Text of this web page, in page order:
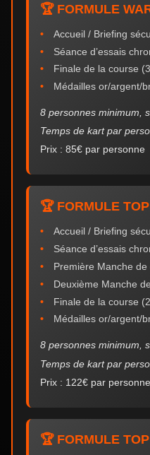
🏆 FORMULE
Accueil / Briefing
Séance d’essais
Finale de la course
Médailles or/argent/
8 personnes minimum,
Temps de kart par
Prix : 85€ par personne
🏆 FORMULE
Accueil / Briefing
Séance d’essais
Première Manche
Deuxième Manche
Finale de la course
Médailles or/argent/
8 personnes minimum,
Temps de kart par
Prix : 122€ par personne
🏆 FORMULE